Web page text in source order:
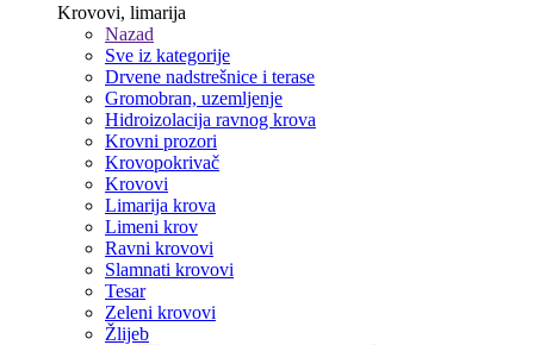
Krovovi, limarija
Nazad
Sve iz kategorije
Drvene nadstrešnice i terase
Gromobran, uzemljenje
Hidroizolacija ravnog krova
Krovni prozori
Krovopokrivač
Krovovi
Limarija krova
Limeni krov
Ravni krovovi
Slamnati krovovi
Tesar
Zeleni krovovi
Žlijeb